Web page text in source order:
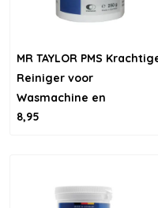
MR TAYLOR PMS
Reiniger voor
Wasmachine en
vaatwasser
8,95